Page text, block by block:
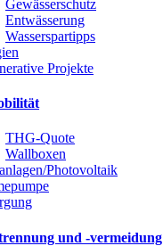
Gewässerschutz
Entwässerung
Wasserspartipps
Projekte
THG-Quote
Wallboxen
Photovoltaik
und -vermeidung